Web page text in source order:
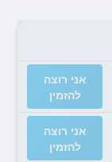
אני רוצה
להזמין
אני רוצה
להזמין